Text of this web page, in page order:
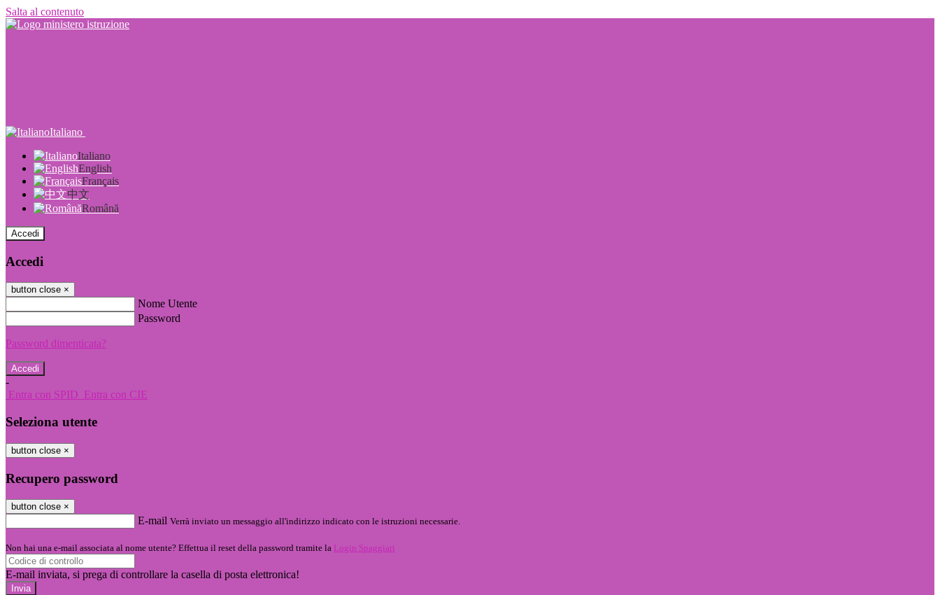
Salta al contenuto
Italiano
Italiano
English
Français
中文
Română
Accedi
Accedi
button close ×
Nome Utente
Password
Password dimenticata?
-
Entra con SPID Entra con CIE
Seleziona utente
button close ×
Recupero password
button close ×
E-mail Verrà inviato un messaggio all'indirizzo indicato con le istruzioni necessarie.
Non hai una e-mail associata al nome utente? Effettua il reset della password tramite la Login Spaggiari
E-mail inviata, si prega di controllare la casella di posta elettronica!